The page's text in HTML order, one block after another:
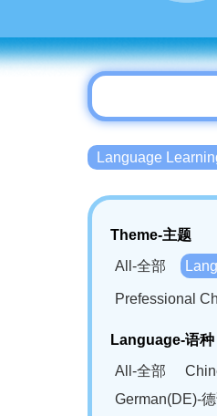
Language
Theme-主题
All-全部
Prefessional
Language-语种
All-全部
German(DE)-